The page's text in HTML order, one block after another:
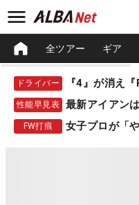
全ツアー ギア
ドライバー
性能早見表 最新アイアン
FW打痕 女子プロが「